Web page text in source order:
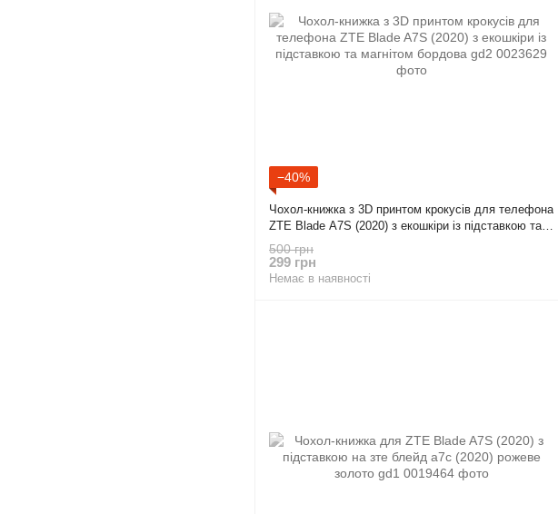
−40%
Чохол-книжка з 3D принтом крокусів для телефона
ZTE Blade A7S (2020) з екошкіри із підставкою та
магнітом бордова gd2
500 грн
299 грн
Немає в наявності